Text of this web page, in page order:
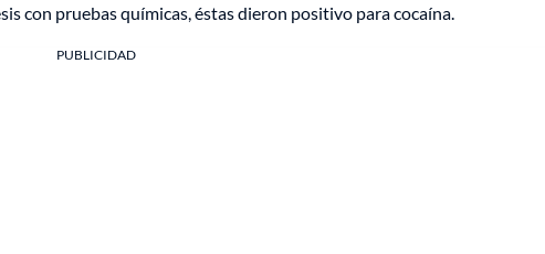
con pruebas químicas, éstas dieron positivo para cocaína.
PUBLICIDAD